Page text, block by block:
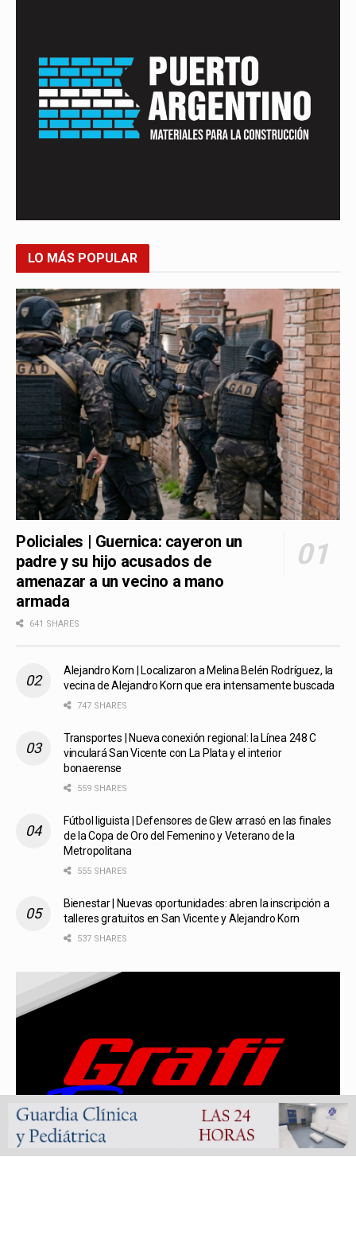
LO MÁS POPULAR
Policiales | Guernica: cayeron un
padre y su hijo acusados de
amenazar a un vecino a mano
armada
641 SHARES
Alejandro Korn | Localizaron a Melina Belén Rodríguez, la
vecina de Alejandro Korn que era intensamente buscada
747 SHARES
Transportes | Nueva conexión regional: la Línea 248 C
vinculará San Vicente con La Plata y el interior
bonaerense
559 SHARES
Fútbol liguista | Defensores de Glew arrasó en las finales
de la Copa de Oro del Femenino y Veterano de la
Metropolitana
555 SHARES
Bienestar | Nuevas oportunidades: abren la inscripción a
talleres gratuitos en San Vicente y Alejandro Korn
537 SHARES